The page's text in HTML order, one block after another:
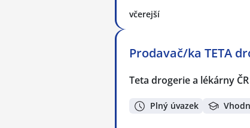
včerejší
Prodavač/ka TETA
Teta drogerie a lékárny
Plný úvazek